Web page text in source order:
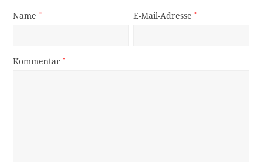
Name* E-Mail-Adresse*
Kommentar*